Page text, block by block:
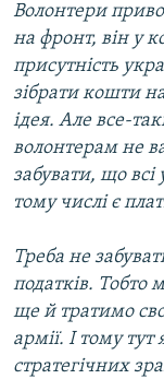
Волонтери
на фронт, він у
присутність
зібрати кошти
ідея. Але все-
волонтерам не
забувати, що
тому числі є
Треба не
податків. Тобто
ще й тратимо
армії. І тому
стратегічних